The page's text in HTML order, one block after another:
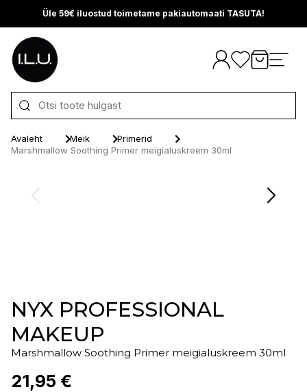
Üle 59€ iluostud toimetame pakiautomaati TASUTA!
Otse sisu juurde
Avaleht Meik
Primerid
Marshmallow Soothing Primer meigialuskreem 30ml
NYX PROFESSIONAL
MAKEUP
Marshmallow Soothing Primer meigialuskreem 30ml
21,95 €